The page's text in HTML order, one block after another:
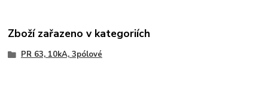
Zboží zařazeno v kategoriích
PR 63, 10kA, 3pólové